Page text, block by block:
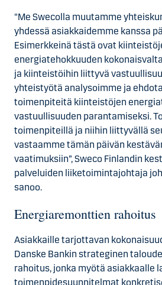
"Me Swecolla muutamme
yhdessä asiakkaidemme kanssa
Esimerkkeinä tästä ovat
energiatehokkuuden
ja kiinteistöihin liittyvä
yhteistyötä analysoimme ja
toimenpiteitä kiinteistöjen
vastuullisuuden parantamiseksi.
toimenpiteillä ja niihin liittyvällä
vastaamme tämän päivän
vaatimuksiin”, Sweco Finlandin
palveluiden liiketoimintajohtaja
sanoo.
Energiaremonttien rahoitus
Asiakkaille tarjottavan
Danske Bankin strateginen
rahoitus, jonka myötä asiakkaalle
toimenpidesuunnitelmat